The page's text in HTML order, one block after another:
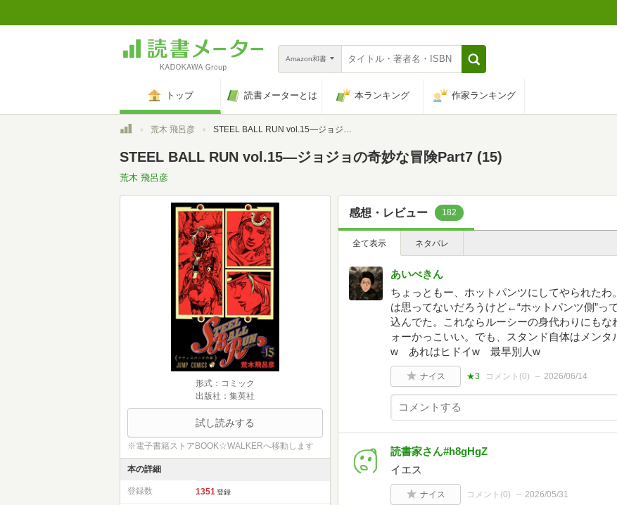
Amazon和書
トップ 読書メーターとは 本ランキング 作家ランキング
トップ荒木 飛呂彦 STEEL BALL RUN vol.15―ジョジョの奇妙な冒険Part7 (15)
STEEL BALL RUN vol.15―ジョジョの奇妙な冒険Part7 (15)
荒木 飛呂彦
形式：コミック
出版社：集英社
試し読みする
※電子書籍ストアBOOK☆WALKERへ移動します
本の詳細
登録数 1351 登録
感想・レビュー 182
全て表示 ネタバレ
あいべきん
ちょっともー、ホットパンツにしてやられた
は思ってないだろうけど←“ホットパンツ側”
込んでた。これならルーシーの身代わりにも
ォーかっこいい。でも、スタンド自体はメン
w あれはヒドイw 最早別人w
ナイス ★3 コメント(0) 2026/06/14
読書家さん#h8gHgZ
イエス
ナイス コメント(0) 2026/05/31